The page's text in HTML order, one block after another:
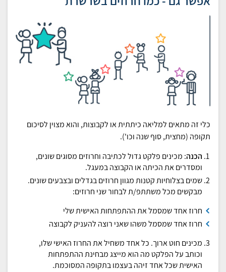
כלי זה מתאים למליאה כיתתית או לקבוצות, והוא מצוין לסיכום
תקופה (מחצית, סוף שנה וכו').
הכנה: מכינים פלקט גדול לכתיבה וחרוזים מסוגים שונים,
ומסדרים את הכיתה או הקבוצה במעגל.
שמים בצלוחיות קטנות מגוון חרוזים בגדלים ובצבעים שונים.
מבקשים מכל משתתפ/ת לבחור שני חרוזים:
חרוז אחד שמסמל את ההתפתחות האישית שלי
חרוז אחד שמסמל משהו שאני רוצה להעניק לקבוצה
מכינים חוט ארוך. כל אחד משחיל את החרוז האישי שלו,
וכותב על הפלקט מה הוא מייצג מבחינת ההתפתחות
האישית שכל אחד זיהה בעצמו בתקופה המסוכמת.